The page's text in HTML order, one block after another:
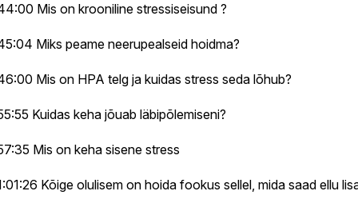
Mis on krooniline stressiseisund ?
Miks peame neerupealseid hoidma?
Mis on HPA telg ja kuidas stress seda lõhub?
Kuidas keha jõuab läbipõlemiseni?
Mis on keha sisene stress
Kõige olulisem on hoida fookus sellel, mida saad ellu